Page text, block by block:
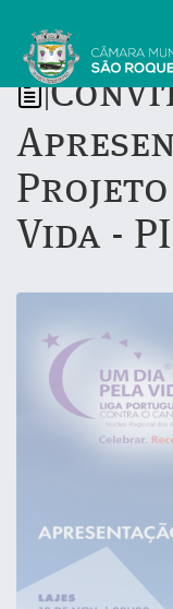
Projeto
Vida -